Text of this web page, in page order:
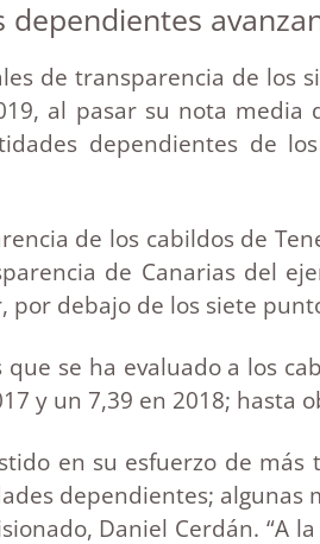
dependientes
de transparencia de los
al pasar su nota
dependientes de
de los cabildos de
de Canarias del
por debajo de los siete
que se ha evaluado a los
y un 7,39 en 2018;
en su esfuerzo de
dependientes;
Daniel Cerdán.